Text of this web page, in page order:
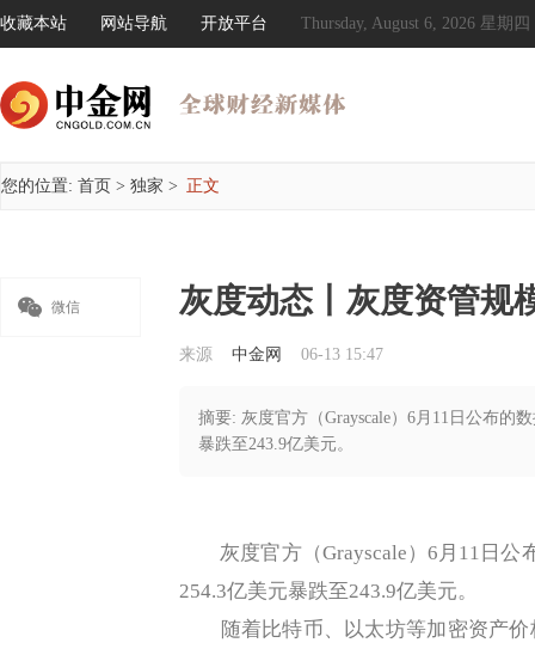
收藏本站 网站导航 开放平台 Thursday, August 6, 2026 星期四
您的位置: 首页 > 独家 > 正文
 微信 灰度动态丨灰度资管规
来源 中金网 06-13 15:47
摘要: 灰度官方（Grayscale）6月11日公布的
暴跌至243.9亿美元。
灰度官方（Grayscale）6月11日公
254.3亿美元暴跌至243.9亿美元。
随着比特币、以太坊等加密资产价